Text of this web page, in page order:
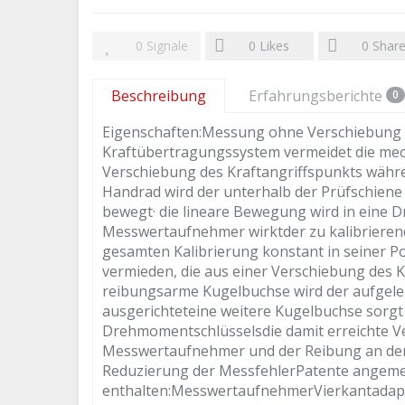
0 Signale 0 Likes 0
Beschreibung Erfahrungsberichte 0
Eigenschaften:Messung ohne
Kraftübertragungssystem vermeidet die
Verschiebung des Kraftangriffspunkts
Handrad wird der unterhalb der
bewegt· die lineare Bewegung wird in eine
Messwertaufnehmer wirktder zu
gesamten Kalibrierung konstant in seiner
vermieden, die aus einer Verschiebung
reibungsarme Kugelbuchse wird der
ausgerichteteine weitere Kugelbuchse
Drehmomentschlüsselsdie damit erreichte
Messwertaufnehmer und der Reibung an
Reduzierung der MessfehlerPatente